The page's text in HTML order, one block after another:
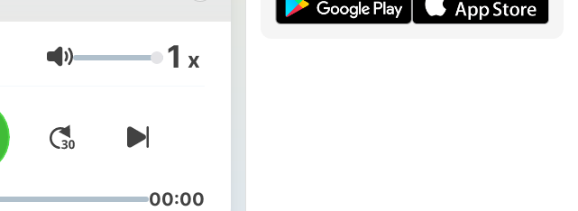
Volume 1 x
00:00